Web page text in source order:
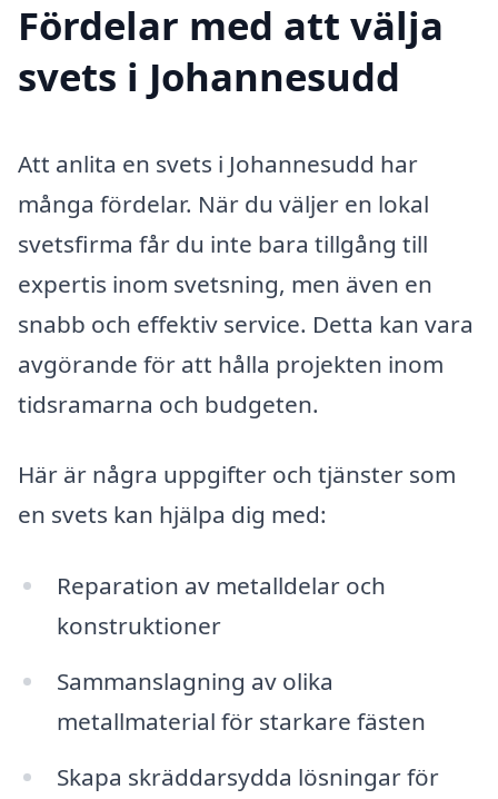
Fördelar med att välja
svets i Johannesudd
Att anlita en svets i Johannesudd har
många fördelar. När du väljer en lokal
svetsfirma får du inte bara tillgång till
expertis inom svetsning, men även en
snabb och effektiv service. Detta kan vara
avgörande för att hålla projekten inom
tidsramarna och budgeten.
Här är några uppgifter och tjänster som
en svets kan hjälpa dig med:
Reparation av metalldelar och
konstruktioner
Sammanslagning av olika
metallmaterial för starkare fästen
Skapa skräddarsydda lösningar för